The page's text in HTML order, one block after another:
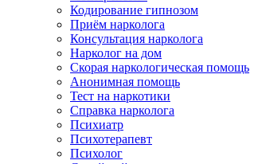
Кодирование гипнозом
Приём нарколога
Консультация нарколога
Нарколог на дом
Скорая наркологическая помощь
Анонимная помощь
Тест на наркотики
Справка нарколога
Психиатр
Психотерапевт
Психолог